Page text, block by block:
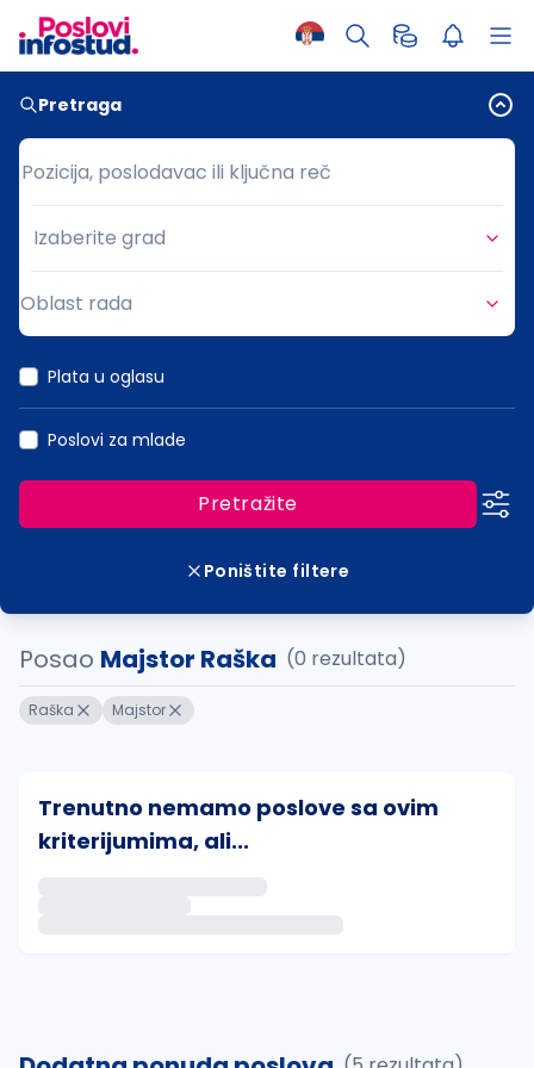
Pretraga
Pozicija, poslodavac ili ključna reč
Pozicija, poslodavac ili ključna reč
Grad
Izaberite grad
Oblast rada
Plata u oglasu
Poslovi za mlade
Pretražite
Poništite filtere
Posao Majstor Raška (0 rezultata)
Raška Majstor
Trenutno nemamo poslove sa ovim
kriterijumima, ali...